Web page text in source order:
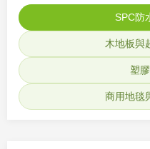
SPC防
木地板與
塑
商用地毯